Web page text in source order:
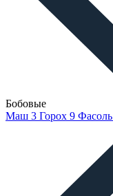
Бобовые
Маш 3 Горох 9 Фасоль